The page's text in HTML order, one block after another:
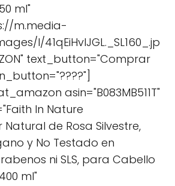
ml"
m.media-
I/41qEiHvlJGL._SL160_.jp
text_button="Comprar
asin="B083MB511T"
In Nature
de Rosa Silvestre,
y No Testado en
ni SLS, para Cabello
ml"